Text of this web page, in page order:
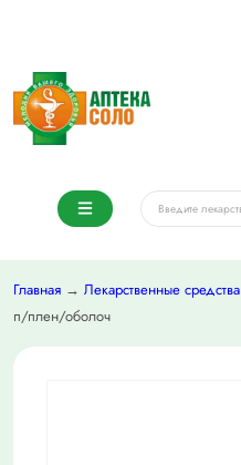
Главная → Лекарственные средства
п/плен/оболоч